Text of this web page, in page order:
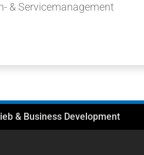
& Servicemanagement
& Business Development